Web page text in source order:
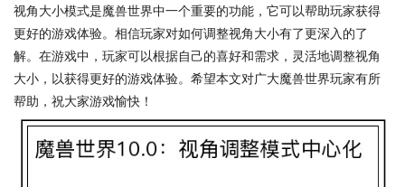
视角大小模式是魔兽世界中一个重要的功能，它可以帮助玩家获得
更好的游戏体验。相信玩家对如何调整视角大小有了更深入的了
解。在游戏中，玩家可以根据自己的喜好和需求，灵活地调整视角
大小，以获得更好的游戏体验。希望本文对广大魔兽世界玩家有所
帮助，祝大家游戏愉快！